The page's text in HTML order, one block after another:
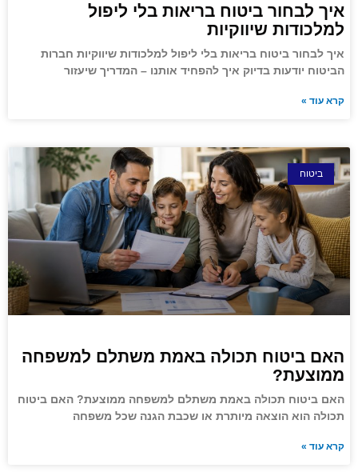
איך לבחור ביטוח בריאות בלי ליפול
למלכודות שיווקיות
איך לבחור ביטוח בריאות בלי ליפול למלכודות שיווקיות חברות
הביטוח יודעות בדיוק איך להפחיד אותנו – המדריך שיעזור
קרא עוד »
ביטוח
האם ביטוח תכולה באמת משתלם למשפחה
ממוצעת?
האם ביטוח תכולה באמת משתלם למשפחה ממוצעת? האם ביטוח
תכולה הוא הוצאה מיותרת או שכבת הגנה שכל משפחה
קרא עוד »